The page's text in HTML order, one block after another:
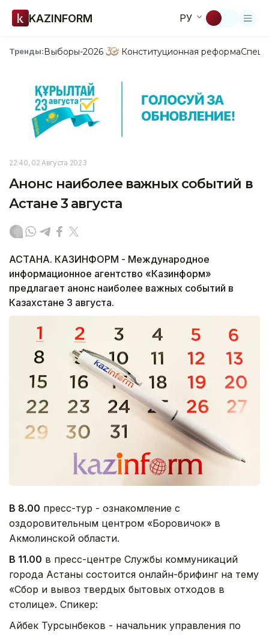
KAZINFORM РУ
Тренды:Выборы-2026 Конституционная реформа
22:40, 02 Августа 2023
Анонс наиболее важных событий в
Астане 3 августа
АСТАНА. КАЗИНФОРМ - Международное
информационное агентство «Казинформ»
предлагает анонс наиболее важных событий в
Казахстане 3 августа.
В 8.00 пресс-тур - ознакомление с
оздоровительным центром «Боровичок» в
Акмолинской области.
В 11.00 в пресс-центре Службы коммуникаций
города Астаны состоится онлайн-брифинг на тему
«Сбор и вывоз твердых бытовых отходов в
столице». Спикер:
Айбек Турсынбеков - начальник управления по